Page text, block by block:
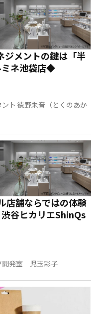
ジメントの鍵は「半
ネ池袋店◆
ント 徳野朱音（とくのあか
店舗ならではの体験
谷ヒカリエShinQs
開発室 児玉彩子